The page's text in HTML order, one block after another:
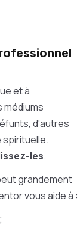
et à
d'autres
spirituelle.
les.
grandement
vous aide à :